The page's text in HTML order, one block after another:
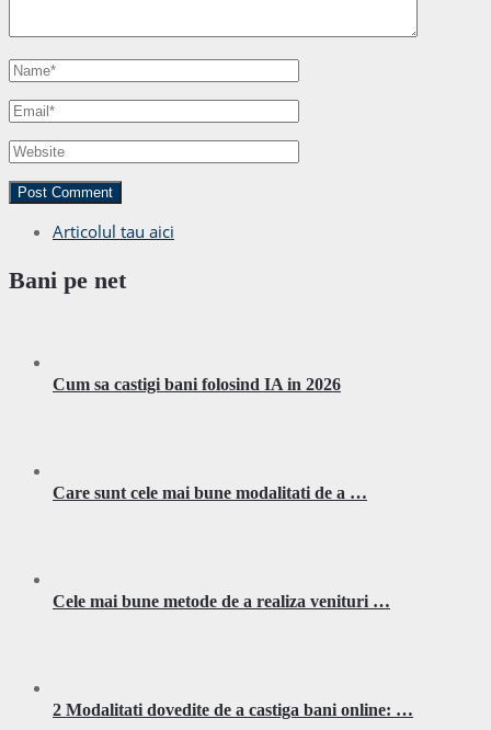
Articolul tau aici
Bani pe net
Cum sa castigi bani folosind IA in 2026
Care sunt cele mai bune modalitati de a …
Cele mai bune metode de a realiza venituri …
2 Modalitati dovedite de a castiga bani online: …